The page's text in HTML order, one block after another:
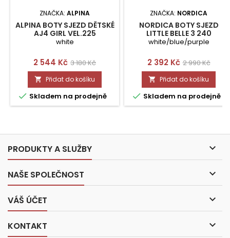
ZNAČKA: ALPINA
ALPINA BOTY SJEZD DĚTSKÉ
AJ4 GIRL VEL.225
white
Cena
2 544 Kč Běžná
cena
3 180 Kč
 Přidat do košíku
 Skladem na prodejně
ZNAČKA: NORDICA
NORDICA BOTY SJEZD
LITTLE BELLE 3 240
white/blue/purple
Cena
2 392 Kč Běžná
cena
2 990 Kč
 Přidat do košíku
 Skladem na prodejně
PRODUKTY A SLUŽBY 
NAŠE SPOLEČNOST 
VÁŠ ÚČET 
KONTAKT 